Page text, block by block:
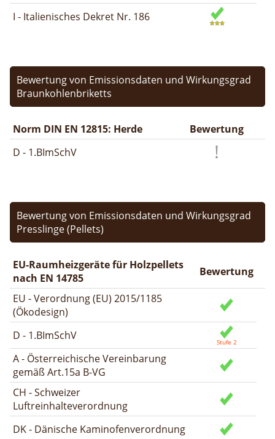
I - Italienisches Dekret Nr. 186
Bewertung von Emissionsdaten und Wirkungsgrad
Braunkohlenbriketts
Norm DIN EN 12815: Herde
Bewertung
D - 1.BImSchV
Bewertung von Emissionsdaten und Wirkungsgrad
Presslinge (Pellets)
EU-Raumheizgeräte für Holzpellets
nach EN 14785
Bewertung
EU - Verordnung (EU) 2015/1185
(Ökodesign)
D - 1.BImSchV
A - Österreichische Vereinbarung
gemäß Art.15a B-VG
CH - Schweizer
Luftreinhalteverordnung
DK - Dänische Kaminofenverordnung